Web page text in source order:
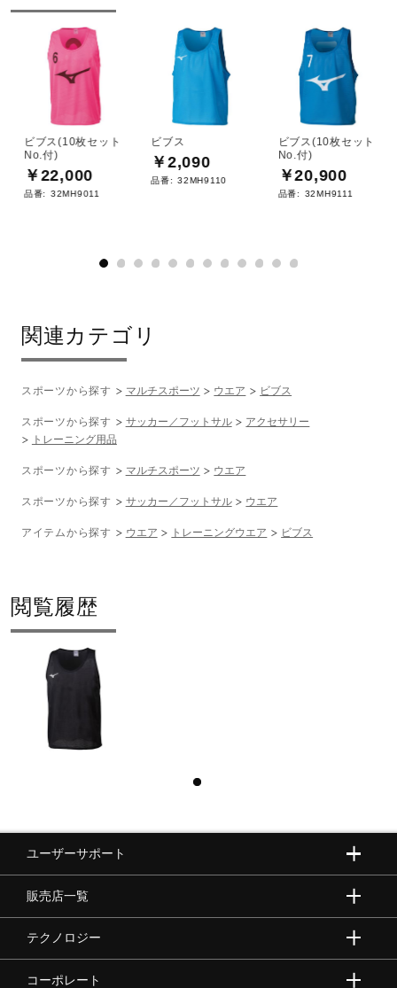
ビブス(10枚セット
No.付)
￥22,000
品番: 32MH9011
ビブス
￥2,090
品番: 32MH9110
ビブス(10枚セット
No.付)
￥20,900
品番: 32MH9111
関連カテゴリ
スポーツから探す マルチスポーツ ウエア ビブス
スポーツから探す サッカー／フットサル
アクセサリー
トレーニング用品
スポーツから探す マルチスポーツ ウエア
スポーツから探す サッカー／フットサル ウエア
アイテムから探す ウエア トレーニングウエア ビブス
閲覧履歴
ユーザーサポート
販売店一覧
テクノロジー
コーポレート